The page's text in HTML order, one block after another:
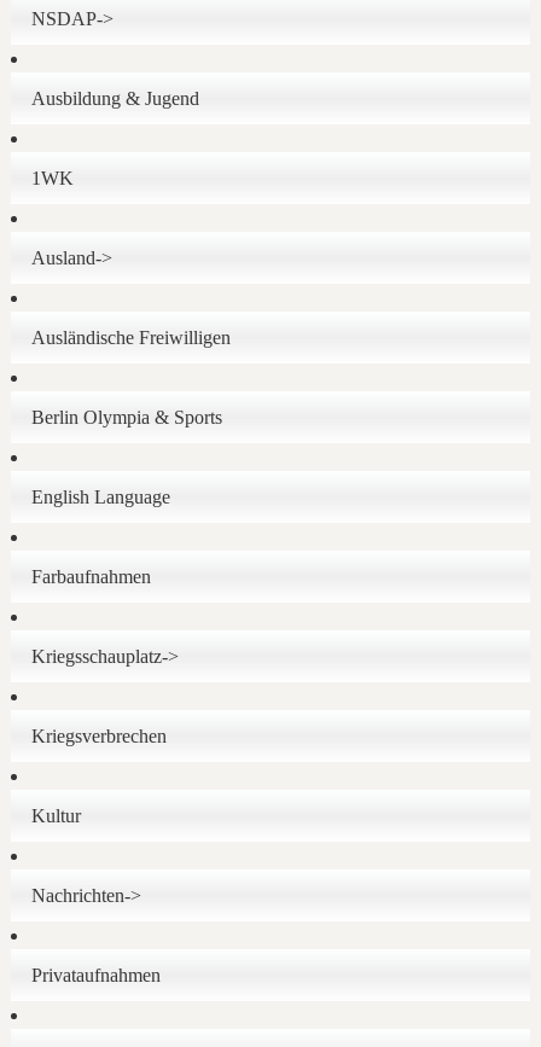
NSDAP->
Ausbildung & Jugend
1WK
Ausland->
Ausländische Freiwilligen
Berlin Olympia & Sports
English Language
Farbaufnahmen
Kriegsschauplatz->
Kriegsverbrechen
Kultur
Nachrichten->
Privataufnahmen